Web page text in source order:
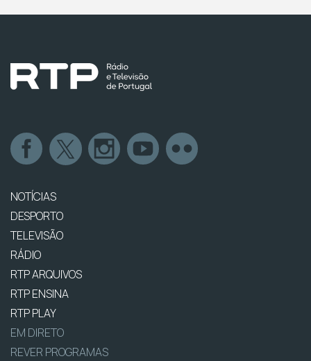
NOTÍCIAS
DESPORTO
TELEVISÃO
RÁDIO
RTP ARQUIVOS
RTP ENSINA
RTP PLAY
EM DIRETO
REVER PROGRAMAS